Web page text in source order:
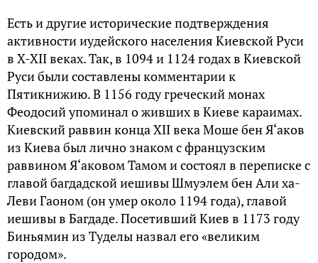
Есть и другие исторические подтверждения
активности иудейского населения Киевской Руси
в X-XII веках. Так, в 1094 и 1124 годах в Киевской
Руси были составлены комментарии к
Пятикнижию. В 1156 году греческий монах
Феодосий упоминал о живших в Киеве караимах.
Киевский раввин конца XII века Моше бен Я‘аков
из Киева был лично знаком с французским
раввином Я‘аковом Тамом и состоял в переписке с
главой багдадской иешивы Шмуэлем бен Али ха-
Леви Гаоном (он умер около 1194 года), главой
иешивы в Багдаде. Посетивший Киев в 1173 году
Биньямин из Туделы назвал его «великим
городом».